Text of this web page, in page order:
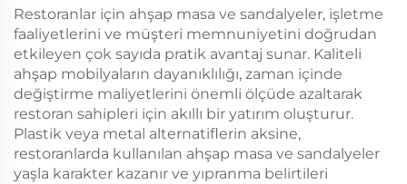
Restoranlar için ahşap masa ve sandalyeler, işletme
faaliyetlerini ve müşteri memnuniyetini doğrudan
etkileyen çok sayıda pratik avantaj sunar. Kaliteli
ahşap mobilyaların dayanıklılığı, zaman içinde
değiştirme maliyetlerini önemli ölçüde azaltarak
restoran sahipleri için akıllı bir yatırım oluşturur.
Plastik veya metal alternatiflerin aksine,
restoranlarda kullanılan ahşap masa ve sandalyeler
yaşla karakter kazanır ve yıpranma belirtileri